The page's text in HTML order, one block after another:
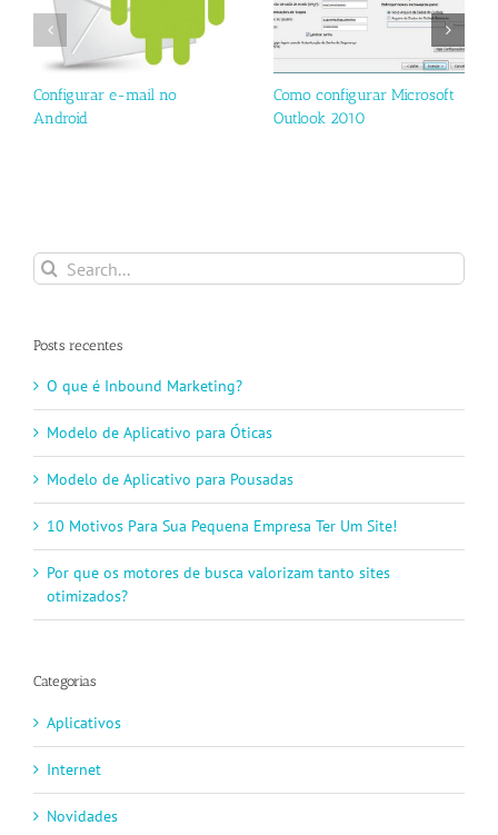
Configurar e-mail no
Android
Como configurar Microsoft
Outlook 2010
Search
for:
Posts recentes
O que é Inbound Marketing?
Modelo de Aplicativo para Óticas
Modelo de Aplicativo para Pousadas
10 Motivos Para Sua Pequena Empresa Ter Um Site!
Por que os motores de busca valorizam tanto sites
otimizados?
Categorias
Aplicativos
Internet
Novidades